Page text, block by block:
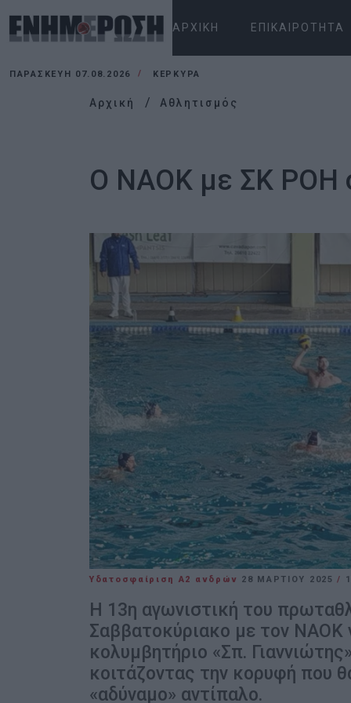
ΑΡΧΙΚΉ ΕΠΙΚΑΙΡΌΤΗΤΑ
ΠΑΡΑΣΚΕΥΉ 07.08.2026 ΚΕΡΚΥΡΑ
Αρχική Αθλητισμός
Ο ΝΑΟΚ με ΣΚ ΡΟΗ
Υδατοσφαίριση Α2 ανδρών 28 ΜΑΡΤΊΟΥ 2025/
Η 13η αγωνιστική του
Σαββατοκύριακο με τον ΝΑΟΚ
κολυμβητήριο «Σπ.
κοιτάζοντας την κορυφή που
«αδύναμο» αντίπαλο.